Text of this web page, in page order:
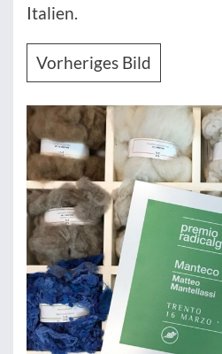
Italien.
Vorheriges Bild